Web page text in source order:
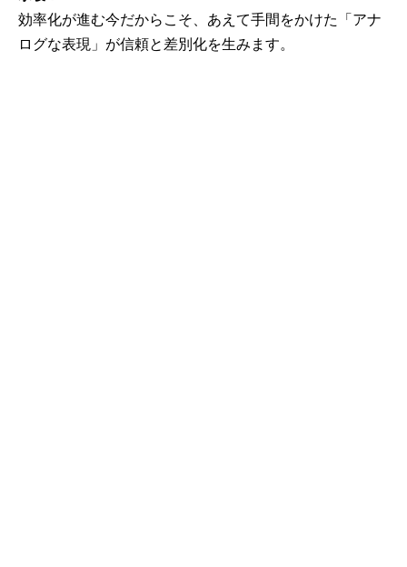
効率化が進む今だからこそ、あえて手間をかけた「アナ
ログな表現」が信頼と差別化を生みます。